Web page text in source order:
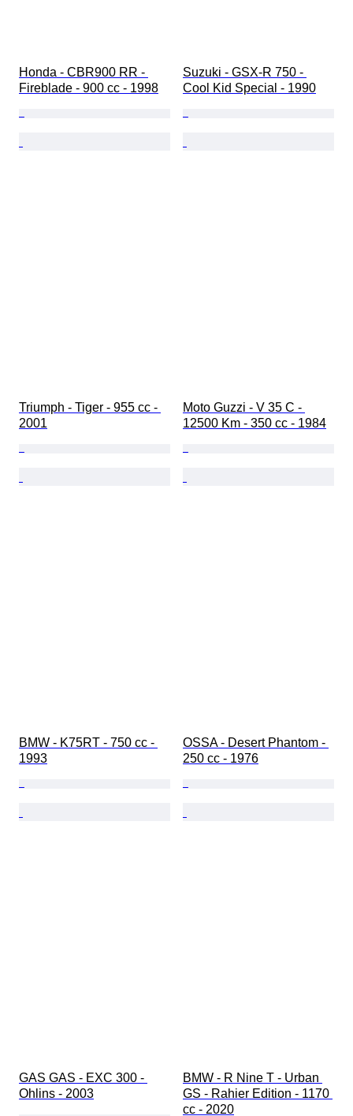
Honda - CBR900 RR -
Fireblade - 900 cc - 1998
Suzuki - GSX-R 750 -
Cool Kid Special - 1990
Triumph - Tiger - 955 cc -
2001
Moto Guzzi - V 35 C -
12500 Km - 350 cc - 1984
BMW - K75RT - 750 cc -
1993
OSSA - Desert Phantom -
250 cc - 1976
GAS GAS - EXC 300 -
Ohlins - 2003
BMW - R Nine T - Urban
GS - Rahier Edition - 1170
cc - 2020